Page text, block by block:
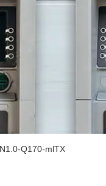
Q170-mlTX